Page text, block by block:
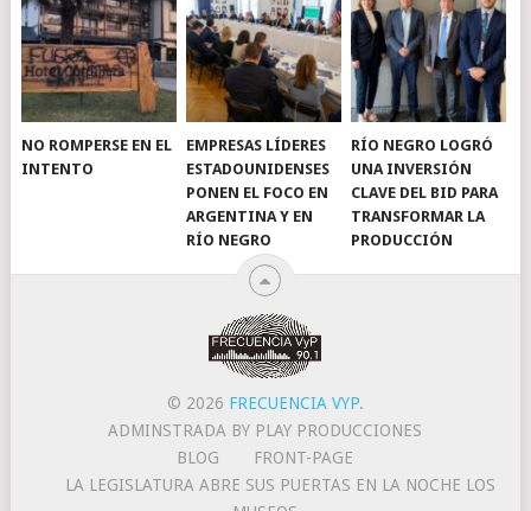
NO ROMPERSE EN EL
INTENTO
EMPRESAS LÍDERES
ESTADOUNIDENSES
PONEN EL FOCO EN
ARGENTINA Y EN
RÍO NEGRO
RÍO NEGRO LOGRÓ
UNA INVERSIÓN
CLAVE DEL BID PARA
TRANSFORMAR LA
PRODUCCIÓN
© 2026 FRECUENCIA VYP.
ADMINSTRADA BY PLAY PRODUCCIONES
BLOG
FRONT-PAGE
LA LEGISLATURA ABRE SUS PUERTAS EN LA NOCHE LOS